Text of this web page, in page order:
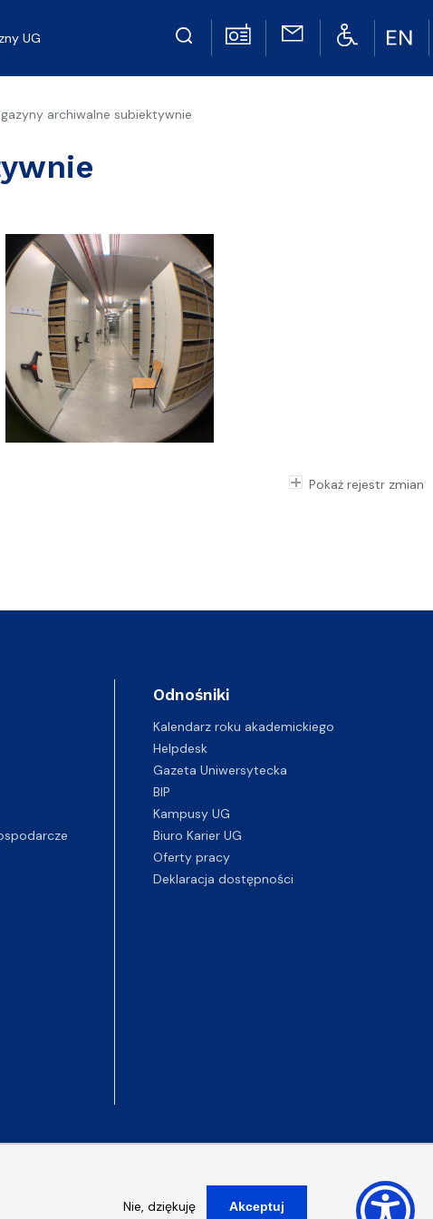
Nie, dziękuję Akceptuj
UG
archiwalne subiektywnie
Pokaż rejestr zmian
Odnośniki
Kalendarz roku akademickiego
Helpdesk
Gazeta Uniwersytecka
BIP
Kampusy UG
Biuro Karier UG
Oferty pracy
Deklaracja dostępności